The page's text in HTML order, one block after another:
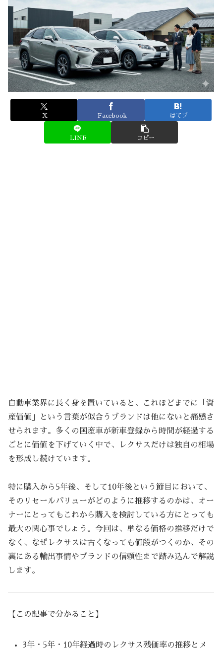
X Facebook はてブ
LINE コピー
自動車業界に長く身を置いていると、これほどまでに「資
産価値」という言葉が似合うブランドは他にないと痛感さ
せられます。多くの国産車が新車登録から時間が経過する
ごとに価値を下げていく中で、レクサスだけは独自の相場
を形成し続けています。
特に購入から5年後、そして10年後という節目において、
そのリセールバリューがどのように推移するのかは、オー
ナーにとってもこれから購入を検討している方にとっても
最大の関心事でしょう。今回は、単なる価格の推移だけで
なく、なぜレクサスは古くなっても値段がつくのか、その
裏にある輸出事情やブランドの信頼性まで踏み込んで解説
します。
【この記事で分かること】
3年・5年・10年経過時のレクサス残価率の推移とメ